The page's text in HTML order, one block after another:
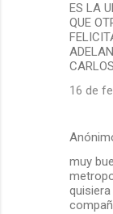
ES LA
QUE
16 de
muy